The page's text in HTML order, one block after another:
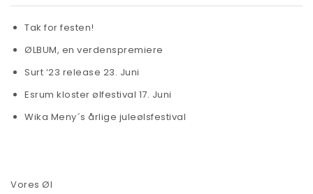
Tak for festen!
ØLBUM, en verdenspremiere
Surt ‘23 release 23. Juni
Esrum kloster ølfestival 17. Juni
Wika Meny´s årlige juleølsfestival
Vores Øl